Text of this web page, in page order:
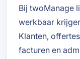
Bij twoManage
werkbaar
Klanten,
facturen en